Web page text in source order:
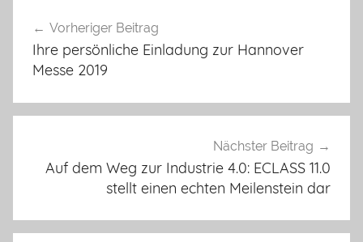
Beitrags-
Navigation
Vorheriger Beitrag
Ihre persönliche Einladung zur Hannover
Messe 2019
Nächster Beitrag
Auf dem Weg zur Industrie 4.0: ECLASS 11.0
stellt einen echten Meilenstein dar